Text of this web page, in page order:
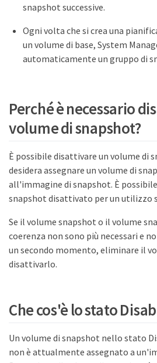
snapshot successive.
Ogni volta che si crea una
un volume di base, System
automaticamente un gruppo di
Perché è necessario
volume di snapshot?
È possibile disattivare un volume di
desidera assegnare un volume di
all'immagine di snapshot. È
snapshot disattivato per un utilizzo
Se il volume snapshot o il volume
coerenza non sono più necessari e
un secondo momento, eliminare il
disattivarlo.
Che cos'è lo stato
Un volume di snapshot nello stato
non è attualmente assegnato a